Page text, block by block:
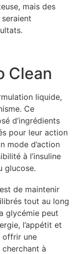
mais des
Clean
liquide,
Ce
d’ingrédients
pour leur action
mode d’action
à l’insuline
glucose.
de maintenir
tout au long
glycémie peut
l’appétit et
offrir une
à